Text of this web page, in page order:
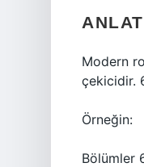
Modern
çekicidir.
Örneğin:
Bölümler